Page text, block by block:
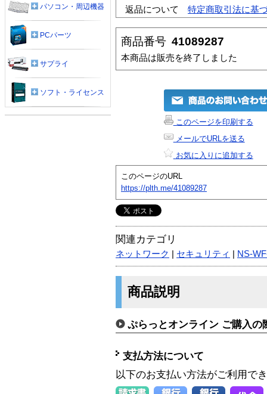
返品について
特定商取引法に基
商品番号 41089287
本商品は販売を終了しました
このページを印刷する
メールでURLを送る
お気に入りに追加する
このページのURL
https://plth.me/41089287
関連カテゴリ
ネットワーク セキュリティ NS-
商品説明
ぷらっとオンライン ご購入の
支払方法について
以下のお支払い方法がご利用で
パソコン・周辺機器
PCパーツ
サプライ
ソフト・ライセンス